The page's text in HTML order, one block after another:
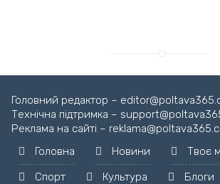
Завантажуємо новину...